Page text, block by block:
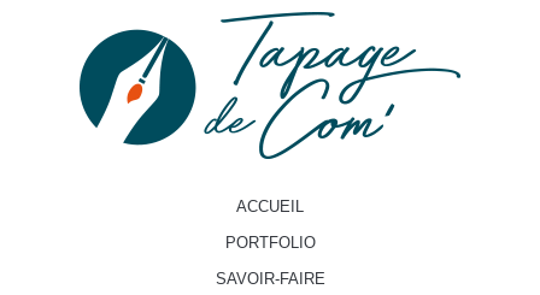
ACCUEIL
PORTFOLIO
SAVOIR-FAIRE